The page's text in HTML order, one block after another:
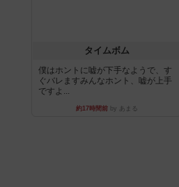
タイムボム
僕はホントに嘘が下手なようで、す
ぐバレますみんなホント、嘘が上手
ですよ...
約17時間前by あまる